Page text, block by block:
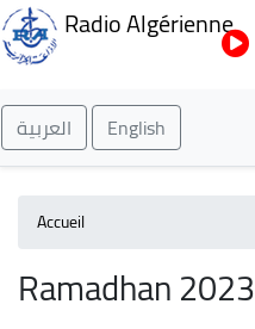
Radio Algérienne
العربية English
Accueil
Ramadhan 2023